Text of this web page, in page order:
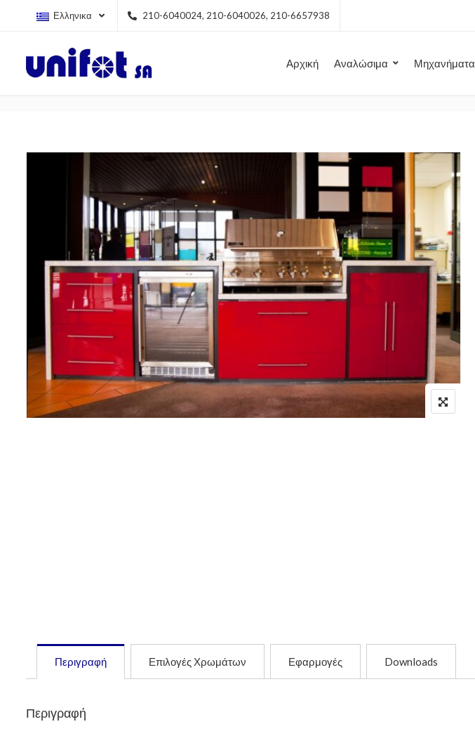
Ελληνικα 210-6040024, 210-6040026, 210-6657938
Αρχική Αναλώσιμα Μηχανήματα
Περιγραφή Επιλογές Χρωμάτων Εφαρμογές Downloads
Περιγραφή